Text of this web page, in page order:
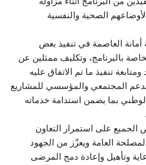
الصحية والنفسية
أمانة العاصمة في تنفيذ بعض
بالبرنامج، وتكليف ممثلين عن
تنفيذ ما تم الاتفاق عليه
المجتمعي والمؤسسي للمشاريع
الوطني بما يضمن استدامة خدماته
الجميع على استمرار التعاون
العامة ويعزّز من الجهود
وتأهيل وإعادة دمج المرضى